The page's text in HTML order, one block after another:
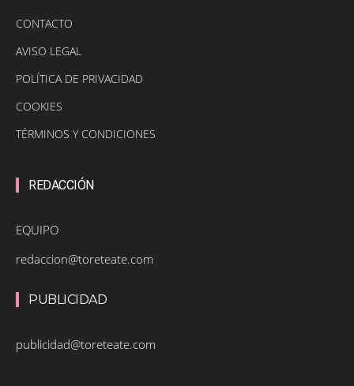
CONTACTO
AVISO LEGAL
POLÍTICA DE PRIVACIDAD
COOKIES
TÉRMINOS Y CONDICIONES
REDACCIÓN
EQUIPO
redaccion@toreteate.com
PUBLICIDAD
publicidad@toreteate.com